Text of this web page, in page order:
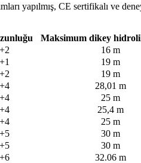
yapılmış, CE sertifikalı ve
Maksimum dikey
16 m
19 m
19 m
28,01 m
25 m
25,4 m
25 m
30 m
30 m
32.06 m